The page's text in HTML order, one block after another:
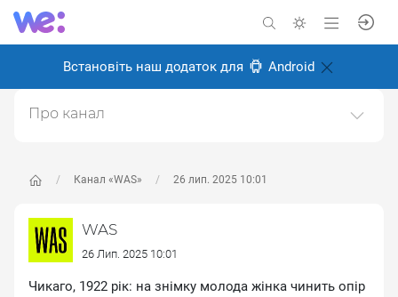
Встановіть наш додаток для Android
Канал «WAS» 26 лип. 2025 10:01
WAS
26 Лип. 2025 10:01
Чикаго, 1922 рік: на знімку молода жінка чинить опір
Про канал
Створено: 8 січня 2025
Відповідальні: